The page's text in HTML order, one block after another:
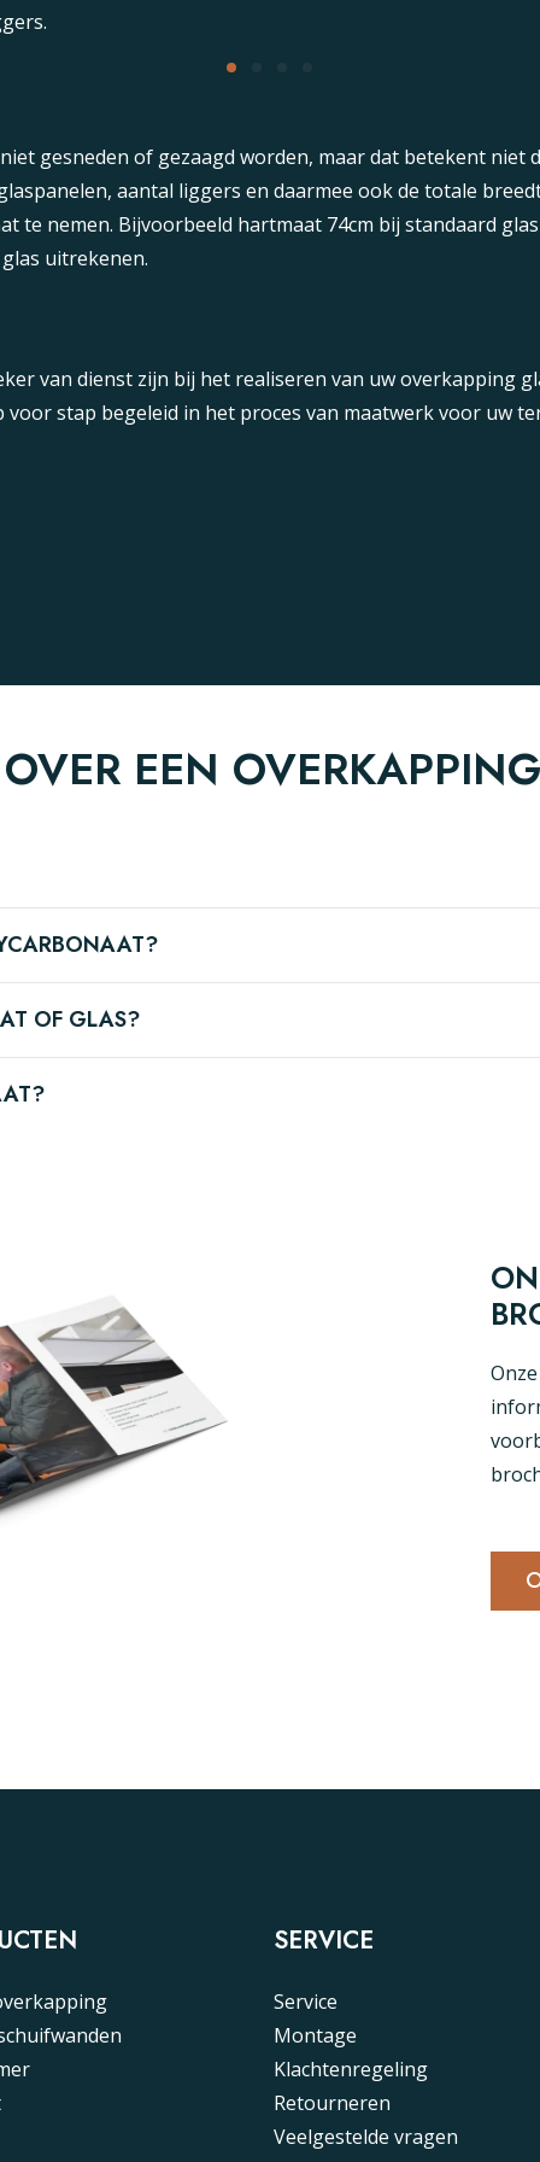
gesneden of gezaagd worden, maar dat betekent
aantal liggers en daarmee ook de totale
te nemen. Bijvoorbeeld hartmaat 74cm bij standaard
uitrekenen.
van dienst zijn bij het realiseren van uw overkapping
stap begeleid in het proces van maatwerk voor uw
EEN
OF GLAS?
SERVICE
Service
Montage
Klachtenregeling
Retourneren
Veelgestelde vragen